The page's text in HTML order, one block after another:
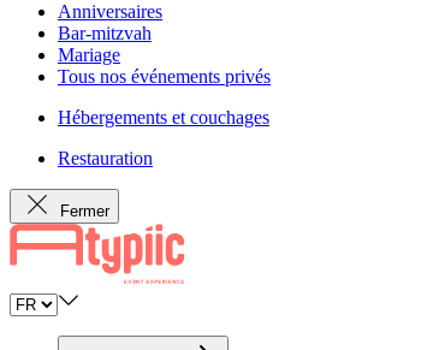
Anniversaires
Bar-mitzvah
Mariage
Tous nos événements privés
Hébergements et couchages
Restauration
Fermer